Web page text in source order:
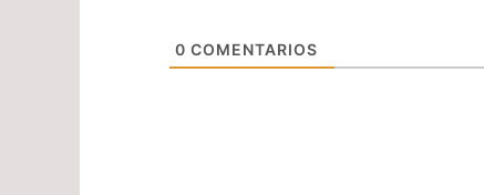
0 COMENTARIOS